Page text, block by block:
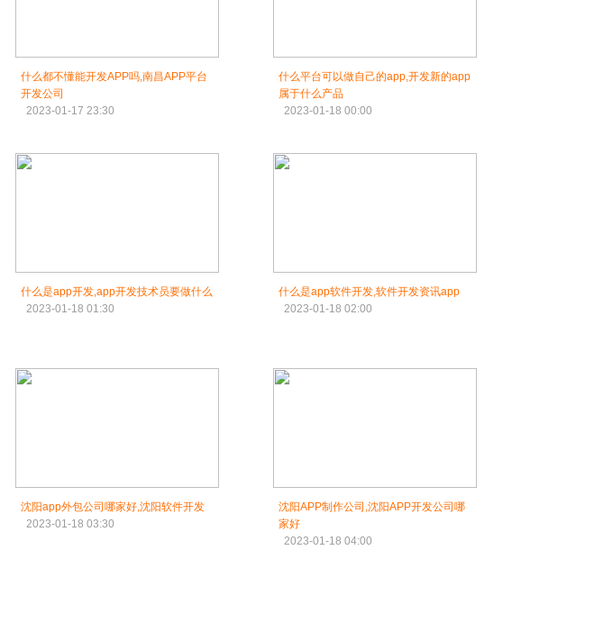
什么都不懂能开发APP吗,南昌APP平台
开发公司
2023-01-17 23:30
什么平台可以做自己的app,开发新的app
属于什么产品
2023-01-18 00:00
什么是app开发,app开发技术员要做什么
2023-01-18 01:30
什么是app软件开发,软件开发资讯app
2023-01-18 02:00
沈阳app外包公司哪家好,沈阳软件开发
2023-01-18 03:30
沈阳APP制作公司,沈阳APP开发公司哪
家好
2023-01-18 04:00